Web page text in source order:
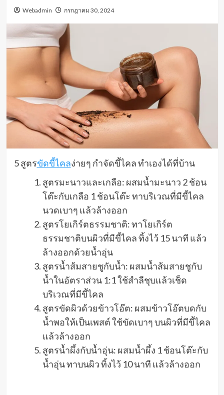
Webadmin กรกฎาคม 30, 2024
5 สูตรขัดขี้ไคลง่ายๆ กำจัดขี้ไคล ทำเองได้ที่บ้าน
สูตรมะนาวและเกลือ: ผสมน้ำมะนาว 2 ช้อน
โต๊ะกับเกลือ 1 ช้อนโต๊ะ ทาบริเวณที่มีขี้ไคล
นวดเบาๆ แล้วล้างออก
สูตรโยเกิร์ตธรรมชาติ: ทาโยเกิร์ต
ธรรมชาติบนผิวที่มีขี้ไคล ทิ้งไว้ 15 นาที แล้ว
ล้างออกด้วยน้ำอุ่น
สูตรน้ำส้มสายชูกับน้ำ: ผสมน้ำส้มสายชูกับ
น้ำในอัตราส่วน 1:1 ใช้สำลีชุบแล้วเช็ด
บริเวณที่มีขี้ไคล
สูตรขัดผิวด้วยข้าวโอ๊ต: ผสมข้าวโอ๊ตบดกับ
น้ำพอให้เป็นเพสต์ ใช้ขัดเบาๆ บนผิวที่มีขี้ไคล
แล้วล้างออก
สูตรน้ำผึ้งกับน้ำอุ่น: ผสมน้ำผึ้ง 1 ช้อนโต๊ะกับ
น้ำอุ่น ทาบนผิว ทิ้งไว้ 10 นาที แล้วล้างออก